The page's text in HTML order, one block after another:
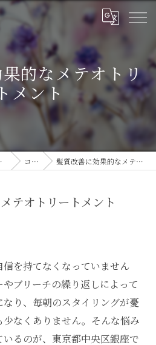
的なメテオトリ
メント
PLUS 1 コラム 髪質改善に効果的なメテオトリートメント
テオトリートメント
を持てなくなっていません
ブリーチの繰り返しによって
り、毎朝のスタイリングが憂
なくありません。そんな悩み
るのが、東京都中央区銀座で